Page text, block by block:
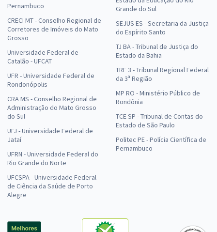
Pernambuco
CRECI MT - Conselho Regional de
Corretores de Imóveis do Mato
Grosso
Universidade Federal de
Catalão - UFCAT
UFR - Universidade Federal de
Rondonópolis
CRA MS - Conselho Regional de
Administração do Mato Grosso
do Sul
UFJ - Universidade Federal de
Jataí
UFRN - Universidade Federal do
Rio Grande do Norte
UFCSPA - Universidade Federal
de Ciência da Saúde de Porto
Alegre
Grande do Sul
SEJUS ES - Secretaria da Justiça
do Espírito Santo
TJ BA - Tribunal de Justiça do
Estado da Bahia
TRF 3 - Tribunal Regional Federal
da 3ª Região
MP RO - Ministério Público de
Rondônia
TCE SP - Tribunal de Contas do
Estado de São Paulo
Politec PE - Polícia Científica de
Pernambuco